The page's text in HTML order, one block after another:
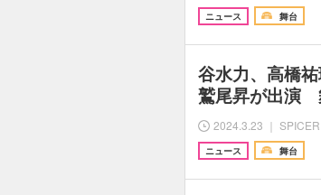
ニュース 舞台
谷水力、高橋
鷲尾昇が出演
2024.3.23 ｜ SPICER
ニュース 舞台